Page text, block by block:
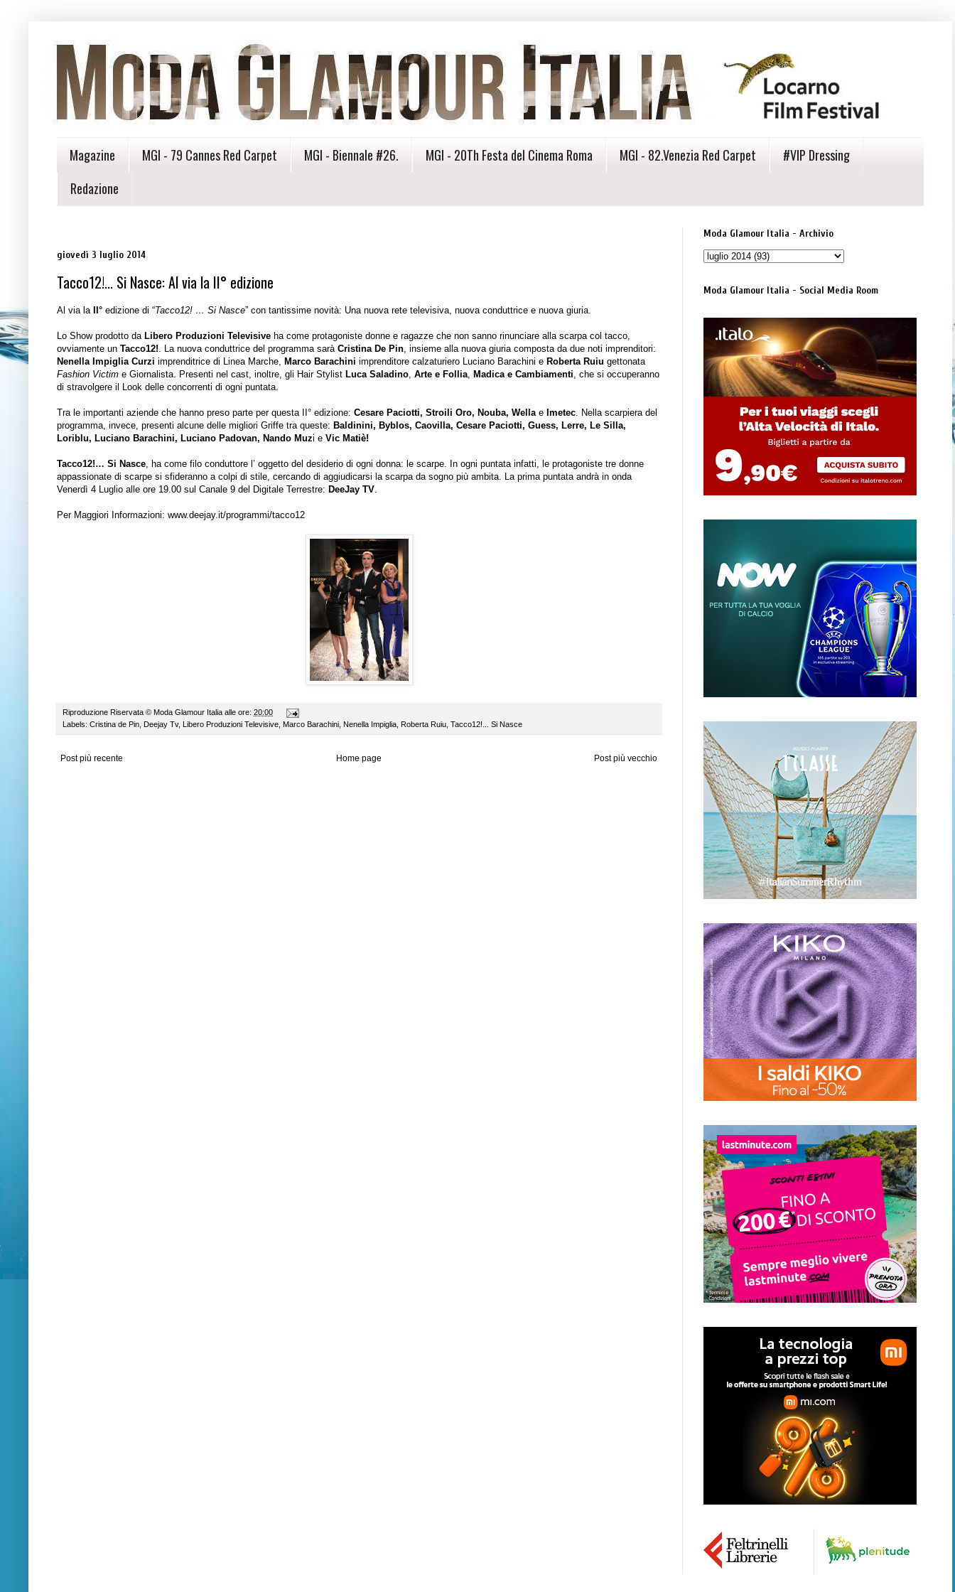
Magazine MGI - 79 Cannes Red Carpet MGI - Biennale #26. MGI - 20Th Festa del Cinema Roma MGI - 82.Venezia Red Carpet
#VIP Dressing
Redazione
giovedì 3 luglio 2014
Tacco12!... Si Nasce: Al via la II° edizione
Al via laII° edizione di “Tacco12! … Si Nasce” con tantissime novità: Una nuova rete televisiva, nuova conduttrice e nuova giuria.
Lo Show prodotto da Libero Produzioni Televisive ha come protagoniste donne e ragazze che non sanno rinunciare alla scarpa col tacco,
ovviamente un Tacco12!. La nuova conduttrice del programma sarà Cristina De Pin, insieme alla nuova giuria composta da due noti imprenditori:
Nenella Impiglia Curzi imprenditrice di Linea Marche, Marco Barachini imprenditore calzaturiero Luciano Barachini e Roberta Ruiu gettonata
Fashion Victim e Giornalista. Presenti nel cast, inoltre, gli Hair Stylist Luca Saladino, Arte e Follia, Madica e Cambiamenti, che si occuperanno
di stravolgere il Look delle concorrenti di ogni puntata.
Tra le importanti aziende che hanno preso parte per questa II° edizione: Cesare Paciotti, Stroili Oro, Nouba, Wella e Imetec. Nella scarpiera del
programma, invece, presenti alcune delle migliori Griffe tra queste: Baldinini, Byblos, Caovilla, Cesare Paciotti, Guess, Lerre, Le Silla,
Loriblu, Luciano Barachini, Luciano Padovan, Nando Muzi e Vic Matiè!
Tacco12!… Si Nasce, ha come filo conduttore l’ oggetto del desiderio di ogni donna: le scarpe. In ogni puntata infatti, le protagoniste tre donne
appassionate di scarpe si sfideranno a colpi di stile, cercando di aggiudicarsi la scarpa da sogno più ambita. La prima puntata andrà in onda
Venerdì 4 Luglio alle ore 19.00 sul Canale 9 del Digitale Terrestre: DeeJay TV.
Per Maggiori Informazioni: www.deejay.it/programmi/tacco12
Riproduzione Riservata © Moda Glamour Italia alle ore: 20:00
Labels: Cristina de Pin Deejay Tv, Libero Produzioni Televisive Marco Barachini Nenella Impiglia Roberta Ruiu Tacco12!... Si Nasce
Post più recente Post più vecchio
Home page
Moda Glamour Italia - Archivio
Moda Glamour Italia - Social Media Room